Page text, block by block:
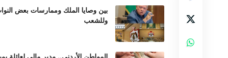
بين وصايا الملك وممارسات بعض
وللشعب
المواطن الأردني.. مدير مالي لعائلة